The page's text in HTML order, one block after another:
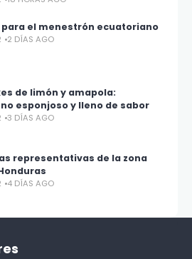
para el menestrón ecuatoriano
2 DÍAS AGO
de limón y amapola:
esponjoso y lleno de sabor
3 DÍAS AGO
representativas de la zona
4 DÍAS AGO